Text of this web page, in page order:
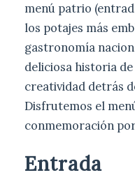
menú patrio
los potajes más
gastronomía
deliciosa historia
creatividad detrás
Disfrutemos el
conmemoración
Entrada